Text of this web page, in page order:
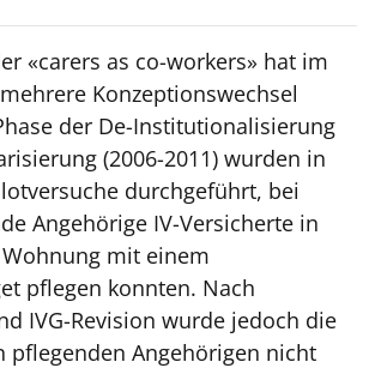
«carers as co-workers» hat im
Konzeptionswechsel
der De-Institutionalisierung
(2006-2011) wurden in
durchgeführt, bei
Angehörige IV-Versicherte in
mit einem
pflegen konnten. Nach
IVG-Revision wurde jedoch die
pflegenden Angehörigen nicht